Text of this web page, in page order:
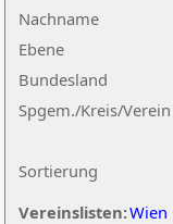
Nachname
Ebene
Sortierung
Bundesland
Spgem./Kreis/Verein
Vereinslisten:Wien